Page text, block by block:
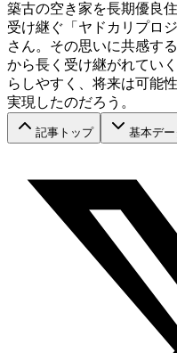
築古の空き家を長期優良
受け継ぐ「ヤドカリプロ
さん。その思いに共感す
から長く受け継がれてい
らしやすく、将来は可能
実現したのだろう。
記事トップ 基本デー